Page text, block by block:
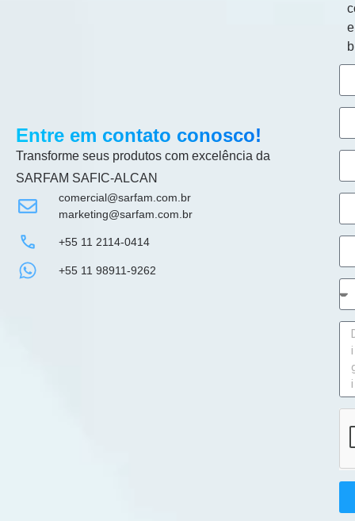
Entre em contato conosco!
Transforme seus produtos com excelência da
SARFAM SAFIC-ALCAN
comercial@sarfam.com.br
marketing@sarfam.com.br
+55 11 2114-0414
+55 11 98911-9262